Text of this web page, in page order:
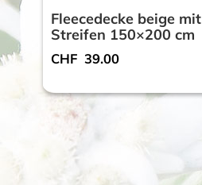
Fleecedecke beige mit
Streifen 150×200 cm
CHF 39.00